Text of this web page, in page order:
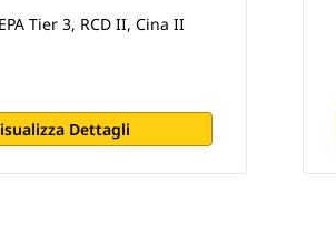
Tier 3, RCD II, Cina II
Dettagli